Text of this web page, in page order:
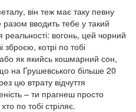
він теж має таку певну
вводить тебе у такий
реальності: вогонь, цей чорний
котрі по тобі
як якийсь кошмарний сон,
на Грушевського більше 20
цю втрату відчуття
– ти прагнеш просто
по тобі стріляє.